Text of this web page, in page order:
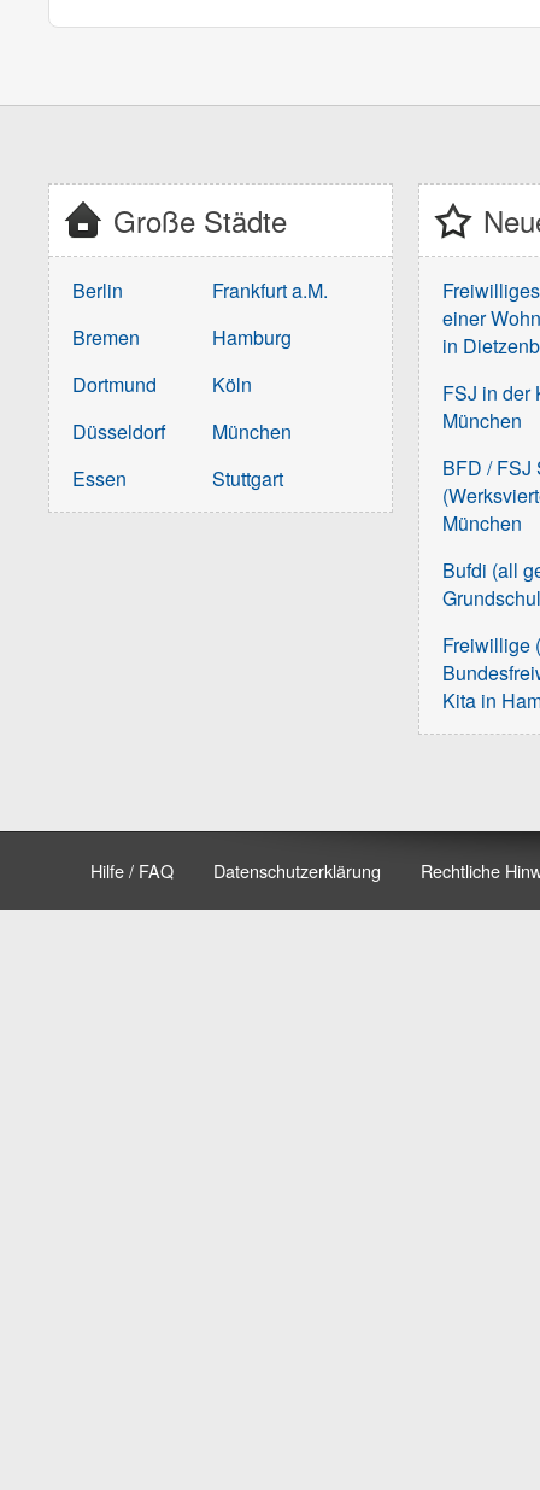
Große Städte
Berlin
Bremen
Dortmund
Düsseldorf
Essen
Frankfurt a.M.
Hamburg
Köln
München
Stuttgart
einer
in
FSJ in der
München
BFD / FSJ
München
Bufdi (all
Freiwillige
Kita in
Hilfe / FAQ Datenschutzerklärung Rechtliche